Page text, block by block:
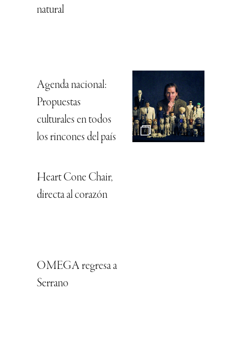
natural
Agenda nacional:
Propuestas
culturales en todos
los rincones del país
Heart Cone Chair,
directa al corazón
OMEGA regresa a
Serrano